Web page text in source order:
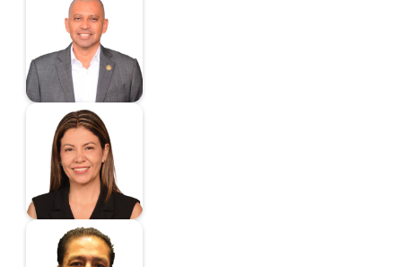
Jorge Luis Villatoro
Osorio
Diputado
Winkler Trujillo Cindy
Diputada
Hernández
Villafuerte Gilberto